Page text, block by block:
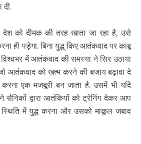
को दीमक की तरह खाता जा रहा है, उसे
ही पड़ेगा. बिना युद्ध् किए आतंकवाद पर काबू
में आतंकवाद की समस्या ने सिर उठाया
आतंकवाद को खत्म करने की बजाय बढ़ावा दे
करना एक मजबूरी बन जाता है. उसमें भी यदि
द्वारा आतंकियों को ट्रेनिंग देकर आप
स्थिति में युद्ध करना और उसको माकूल जबाव